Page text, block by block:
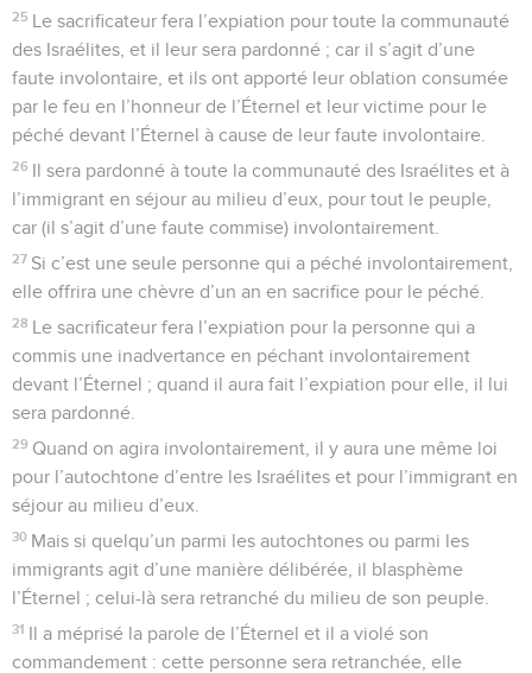
25 Le sacrificateur fera l’expiation pour toute la communauté
des Israélites, et il leur sera pardonné ; car il s’agit d’une
faute involontaire, et ils ont apporté leur oblation consumée
par le feu en l’honneur de l’Éternel et leur victime pour le
péché devant l’Éternel à cause de leur faute involontaire.
26 Il sera pardonné à toute la communauté des Israélites et à
l’immigrant en séjour au milieu d’eux, pour tout le peuple,
car (il s’agit d’une faute commise) involontairement.
27 Si c’est une seule personne qui a péché involontairement,
elle offrira une chèvre d’un an en sacrifice pour le péché.
28 Le sacrificateur fera l’expiation pour la personne qui a
commis une inadvertance en péchant involontairement
devant l’Éternel ; quand il aura fait l’expiation pour elle, il lui
sera pardonné.
29 Quand on agira involontairement, il y aura une même loi
pour l’autochtone d’entre les Israélites et pour l’immigrant en
séjour au milieu d’eux.
30 Mais si quelqu’un parmi les autochtones ou parmi les
immigrants agit d’une manière délibérée, il blasphème
l’Éternel ; celui-là sera retranché du milieu de son peuple.
31 Il a méprisé la parole de l’Éternel et il a violé son
commandement : cette personne sera retranchée, elle